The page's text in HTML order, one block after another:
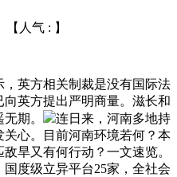
【人气 : 】
英方相关制裁是没有国际法
英方提出严明商量。滋长和
期。
连日来，河南多地持
心。目前河南环境若何？本
旱又有何行动？一文速览。
度级立异平台25家，全社会